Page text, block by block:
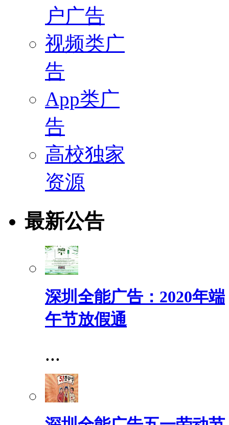
户广告
视频类广
告
App类广
告
高校独家
资源
最新公告
深圳全能广告：2020年端
午节放假通
...